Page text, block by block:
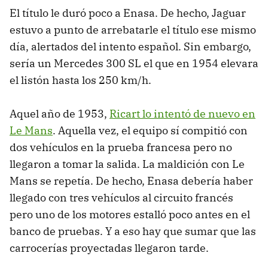
El título le duró poco a Enasa. De hecho, Jaguar
estuvo a punto de arrebatarle el título ese mismo
día, alertados del intento español. Sin embargo,
sería un Mercedes 300 SL el que en 1954 elevara
el listón hasta los 250 km/h.
Aquel año de 1953, Ricart lo intentó de nuevo en
Le Mans. Aquella vez, el equipo sí compitió con
dos vehículos en la prueba francesa pero no
llegaron a tomar la salida. La maldición con Le
Mans se repetía. De hecho, Enasa debería haber
llegado con tres vehículos al circuito francés
pero uno de los motores estalló poco antes en el
banco de pruebas. Y a eso hay que sumar que las
carrocerías proyectadas llegaron tarde.